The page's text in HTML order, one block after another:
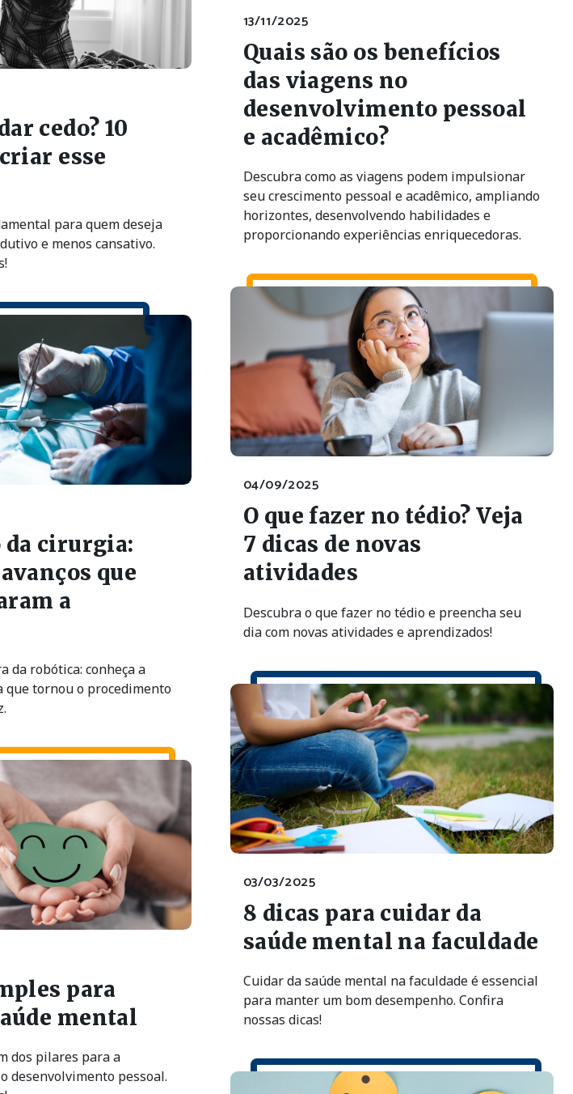
13/11/2025
Quais são os benefícios
das viagens no
desenvolvimento pessoal
e acadêmico?
Descubra como as viagens podem impulsionar
seu crescimento pessoal e acadêmico, ampliando
horizontes, desenvolvendo habilidades e
proporcionando experiências enriquecedoras.
cedo? 10
esse
para quem deseja
e menos cansativo.
04/09/2025
O que fazer no tédio? Veja
7 dicas de novas
atividades
Descubra o que fazer no tédio e preencha seu
dia com novas atividades e aprendizados!
da cirurgia:
que
a
da robótica: conheça a
que tornou o procedimento
03/03/2025
8 dicas para cuidar da
saúde mental na faculdade
Cuidar da saúde mental na faculdade é essencial
para manter um bom desempenho. Confira
nossas dicas!
para
mental
dos pilares para a
desenvolvimento pessoal.